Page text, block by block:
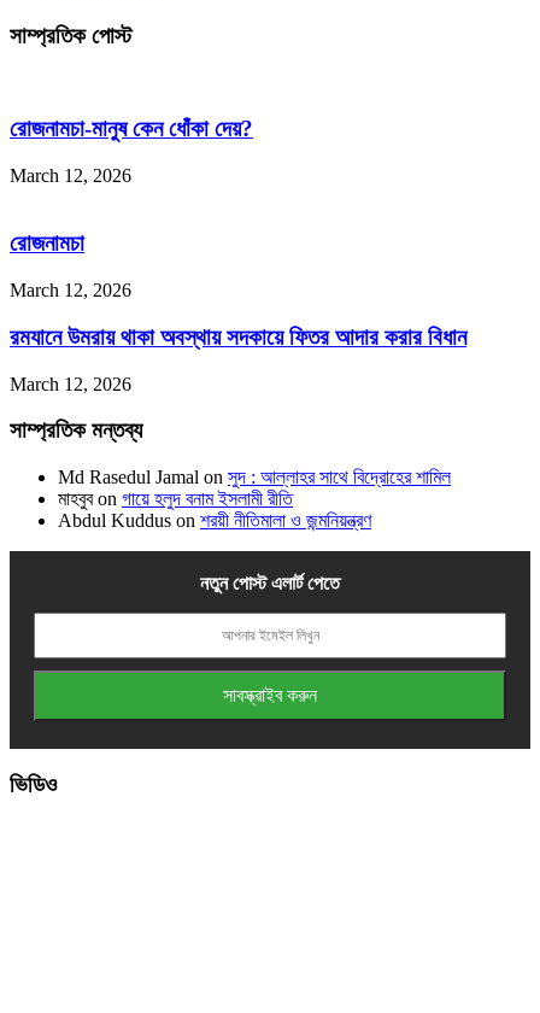
সাম্প্রতিক পোস্ট
রোজনামচা-মানুষ কেন ধোঁকা দেয়?
March 12, 2026
রোজনামচা
March 12, 2026
রমযানে উমরায় থাকা অবস্থায় সদকায়ে ফিতর আদার করার বিধান
March 12, 2026
সাম্প্রতিক মন্তব্য
Md Rasedul Jamal on সুদ : আল্লাহর সাথে বিদ্রোহের শামিল
মাহবুবon গায়ে হলুদ বনাম ইসলামী রীতি
Abdul Kuddus on শরয়ী নীতিমালা ও জন্মনিয়ন্ত্রণ
নতুন পোস্ট এলার্ট পেতে
ভিডিও